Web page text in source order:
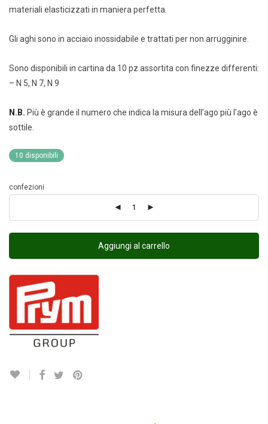
materiali elasticizzati in maniera perfetta.
Gli aghi sono in acciaio inossidabile e trattati per non arrugginire.
Sono disponibili in cartina da 10 pz assortita con finezze differenti:
– N 5, N 7, N 9
N.B. Più è grande il numero che indica la misura dell’ago più l’ago è
sottile.
10 disponibili
confezioni
Aggiungi al carrello